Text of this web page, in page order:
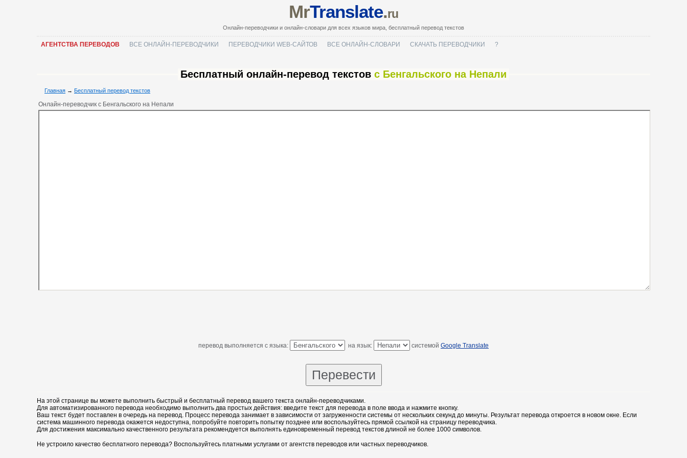
MrTranslate.ru
Онлайн-переводчики и онлайн-словари для всех языков мира, бесплатный перевод текстов
АГЕНТСТВА ПЕРЕВОДОВ ВСЕ ОНЛАЙН-ПЕРЕВОДЧИКИ ПЕРЕВОДЧИКИ WEB-САЙТОВ ВСЕ ОНЛАЙН-СЛОВАРИ СКАЧАТЬ ПЕРЕВОДЧИКИ ?
Бесплатный онлайн-перевод текстов с Бенгальского на Непали
Главная → Бесплатный перевод текстов
Онлайн-переводчик с Бенгальского на Непали
перевод выполняется с языка: на язык: системой Google Translate
На этой странице вы можете выполнить быстрый и бесплатный перевод вашего текста онлайн-переводчиками.
Для автоматизированного перевода необходимо выполнить два простых действия: введите текст для перевода в поле ввода и нажмите кнопку.
Ваш текст будет поставлен в очередь на перевод. Процесс перевода занимает в зависимости от загруженности системы от нескольких секунд до минуты. Результат перевода откроется в новом окне. Если
система машинного перевода окажется недоступна, попробуйте повторить попытку позднее или воспользуйтесь прямой ссылкой на страницу переводчика.
Для достижения максимально качественного результата рекомендуется выполнять единовременный перевод текстов длиной не более 1000 символов.
Не устроило качество бесплатного перевода? Воспользуйтесь платными услугами от агентств переводов или частных переводчиков.